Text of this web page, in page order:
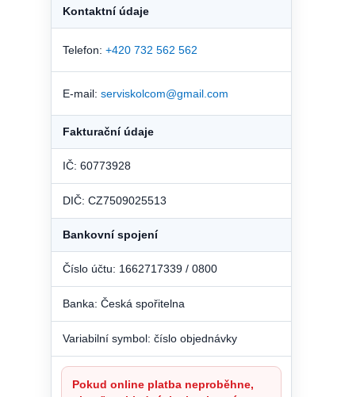
Kontaktní údaje
Telefon: +420 732 562 562
E-mail: serviskolcom@gmail.com
Fakturační údaje
IČ: 60773928
DIČ: CZ7509025513
Bankovní spojení
Číslo účtu: 1662717339 / 0800
Banka: Česká spořitelna
Variabilní symbol: číslo objednávky
Pokud online platba neproběhne,